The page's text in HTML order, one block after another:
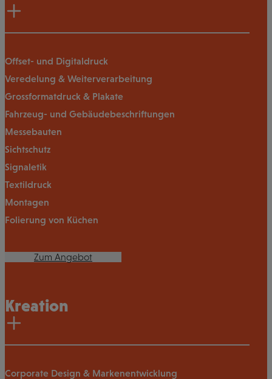
Offset- und Digitaldruck
Veredelung & Weiterverarbeitung
Grossformatdruck & Plakate
Fahrzeug- und Gebäudebeschriftungen
Messebauten
Sichtschutz
Signaletik
Textildruck
Montagen
Folierung von Küchen
Zum Angebot
Kreation
Corporate Design & Markenentwicklung